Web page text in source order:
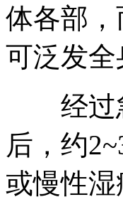
体各部
可泛发全
经过急
后，约
或慢性湿